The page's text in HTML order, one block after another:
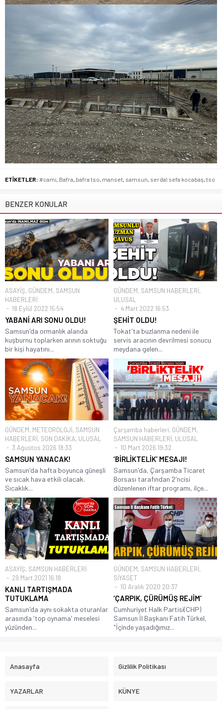
ETİKETLER: #cami, Bafra, bafra tso, manset, samsun, serdal sefa kocabaş, tso
BENZER KONULAR
ASAYİŞ, GÜNDEM, SAMSUN
HABERLERİ
18 Eylül 2022 15:54
YABANİ ARI SONU OLDU!
Samsun'da ormanlık alanda
kuşburnu toplarken arının soktuğu
bir kişi hayatını...
GÜNDEM, SAMSUN HABERLERİ,
ULUSAL
4 Mart 2022 16:53
ŞEHİT OLDU!
Tokat'ta buzlanma nedeni ile
servis aracının devrilmesi sonucu
meydana gelen...
GÜNDEM, METEOROLOJİ, SAMSUN
HABERLERİ, SON DAKİKA, ULUSAL
3 Ağustos 2026 18:33
SAMSUN YANACAK!
Samsun'da hafta boyunca güneşli
ve sıcak hava etkili olacak.
Sıcaklık...
Çarşamba haberleri, GÜNDEM,
SAMSUN HABERLERİ, ULUSAL
10 Mart 2026 19:32
‘BİRLİKTELİK’ MESAJI!
Samsun'da, Çarşamba Ticaret
Borsası tarafından 2'ncisi
düzenlenen iftar programı, ilçe...
ASAYİŞ, SAMSUN HABERLERİ
29 Mart 2021 16:18
KANLI TARTIŞMADA
TUTUKLAMA
Samsun'da aynı sokakta oturanlar
arasında 'top oynama' meselesi
yüzünden...
GÜNDEM, SAMSUN HABERLERİ,
SİYASET
10 Aralık 2020 20:37
‘ÇARPIK, ÇÜRÜMÜŞ REJİM’
Cumhuriyet Halk Partisi(CHP)
Samsun İl Başkanı Fatih Türkel,
"İçinde yaşadığımız...
Anasayfa Gizlilik Politikası
YAZARLAR KÜNYE